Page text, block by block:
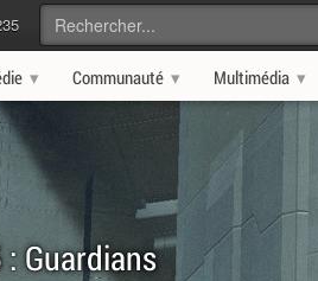
Communauté Multimédia
Guardians